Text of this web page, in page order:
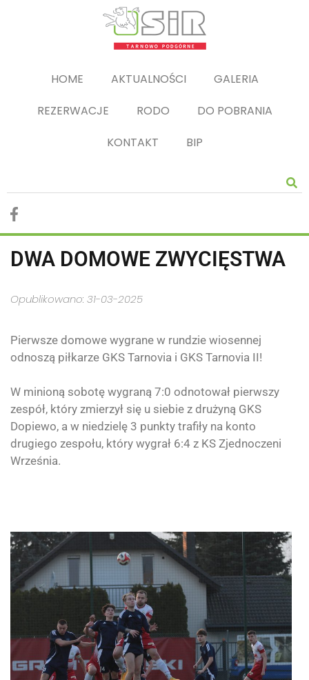
HOME AKTUALNOŚCI
GALERIA
REZERWACJE
RODO
DO POBRANIA
KONTAKT
BIP
DWA DOMOWE ZWYCIĘSTWA
Opublikowano: 31-03-2025
Pierwsze domowe wygrane w rundzie wiosennej
odnoszą piłkarze GKS Tarnovia i GKS Tarnovia II!
W minioną sobotę wygraną 7:0 odnotował pierwszy
zespół, który zmierzył się u siebie z drużyną GKS
Dopiewo, a w niedzielę 3 punkty trafiły na konto
drugiego zespołu, który wygrał 6:4 z KS Zjednoczeni
Września.